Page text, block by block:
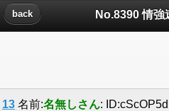
back
13 名前:名無しさん: